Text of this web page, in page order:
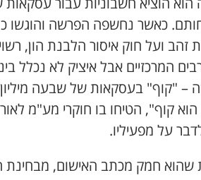
כאשר נחשפה הפרשה והוגשו
זהב ועל חוק איסור הלבנת הון,
המרכזיים אבל איציק לא נכלל
– "קוף" בעסקאות של שבעה
הוא קוף", הטיחו בו חוקרי מע"מ
על מפעיליו.
שהוא חמק מכתב האישום,